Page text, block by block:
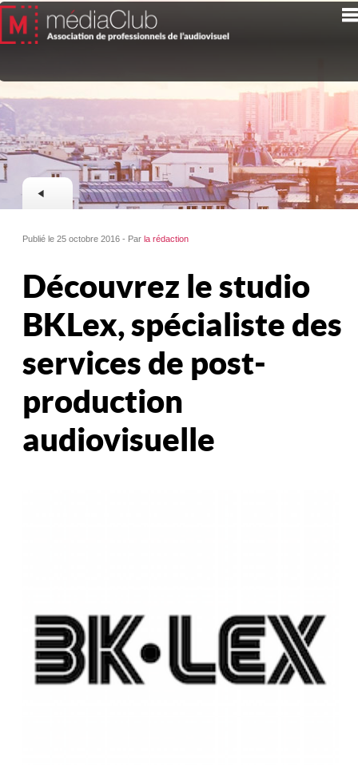
Publié le 25 octobre 2016 - Parla rédaction
Découvrez le studio
BKLex, spécialiste des
services de post-
production
audiovisuelle